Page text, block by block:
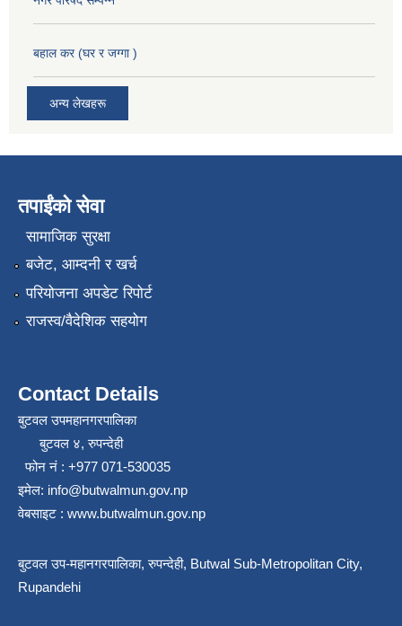
बहाल कर (घर र जग्गा )
अन्य लेखहरू
तपाईंको सेवा
सामाजिक सुरक्षा
बजेट, आम्दनी र खर्च
परियोजना अपडेट रिपोर्ट
राजस्व/वैदेशिक सहयोग
Contact Details
बुटवल उपमहानगरपालिका
बुटवल ४, रुपन्देही
फोन नं : +977 071-530035
इमेल: info@butwalmun.gov.np
वेबसाइट : www.butwalmun.gov.np
बुटवल उप-महानगरपालिका, रुपन्देही, Butwal Sub-Metropolitan City,
Rupandehi